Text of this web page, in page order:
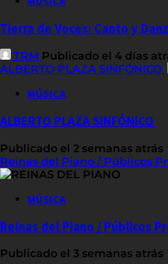
Tierra de Voces: Canto y
TRM Publicado el 4 días
ALBERTO PLAZA SINFÓNICO
MÚSICA
ALBERTO PLAZA SINFÓNICO
Publicado el 2 semanas atrás
Reinas del Piano / Públicos
MÚSICA
Reinas del Piano / Públicos
Publicado el 3 semanas atrás